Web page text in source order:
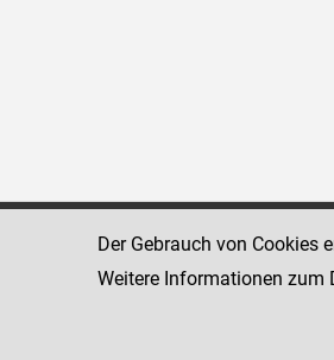
Strafvollzugsakademie
www.justiz.gv.at/stak
Der Gebrauch von Cookies
Weitere Informationen zum